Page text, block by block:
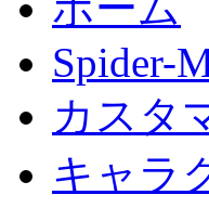
Spider-
カスタ
キャラ